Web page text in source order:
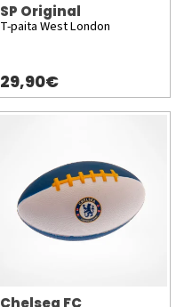
SP Original
T-paita West London
29,90€
Chelsea FC